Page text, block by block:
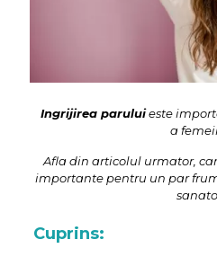
Ingrijirea paruluieste
a
Afla din articolul urmator,
importante pentru un par
Cuprins: